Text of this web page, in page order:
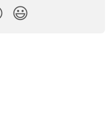
😃